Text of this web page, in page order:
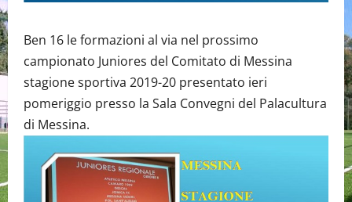
Ben 16 le formazioni al via nel prossimo
campionato Juniores del Comitato di Messina
stagione sportiva 2019-20 presentato ieri
pomeriggio presso la Sala Convegni del Palacultura
di Messina.